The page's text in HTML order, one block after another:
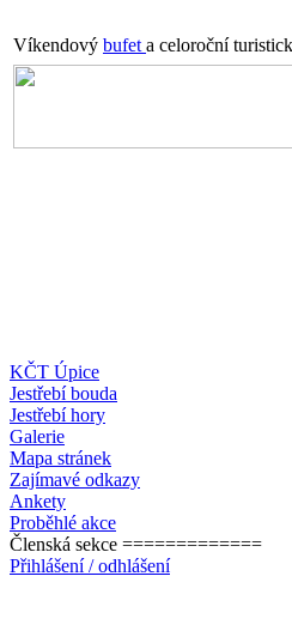
Víkendový bufet a celoroční
KČT Úpice
Jestřebí bouda
Jestřebí hory
Galerie
Mapa stránek
Zajímavé odkazy
Ankety
Proběhlé akce
Členská sekce =============
Přihlášení / odhlášení